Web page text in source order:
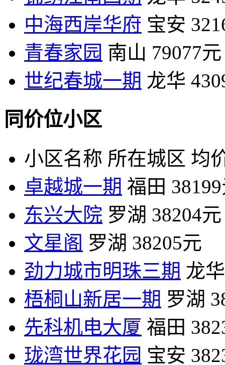
中海西岸华府 宝安
青春家园 南山 79077元
世纪春城一期 龙华
同价位小区
小区名称 所在城区 均
卓越城一期 福田
东兴大院 罗湖 38204元
文星阁 罗湖 38205元
劲力城市明珠三期 龙华
梧桐山新居一期 罗湖
先科机电大厦 福田
珑湾世界花园 宝安